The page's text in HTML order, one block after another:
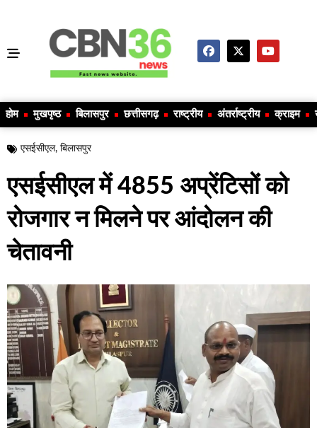
होम मुखपृष्ठ बिलासपुर छत्तीसगढ़ राष्ट्रीय अंतर्राष्ट्रीय क्राइम
एसईसीएल, बिलासपुर
एसईसीएल में 4855 अप्रेंटिसों को
रोजगार न मिलने पर आंदोलन की
चेतावनी